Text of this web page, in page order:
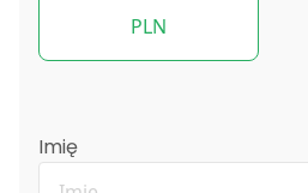
PLN
Imię